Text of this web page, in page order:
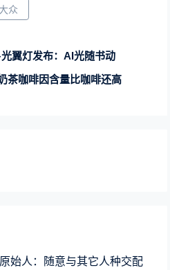
大众
翼灯发布：AI光随书动
茶咖啡因含量比咖啡还高
始人：随意与其它人种交配